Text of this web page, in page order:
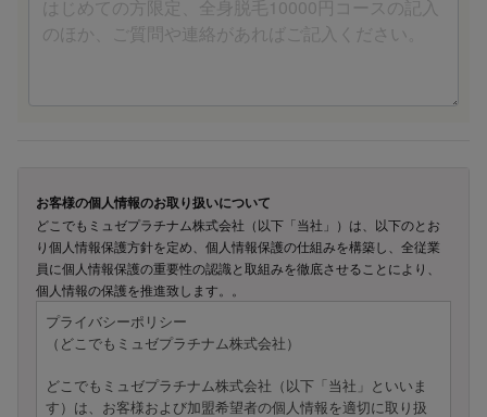
お客様の個人情報のお取り扱いについて
どこでもミュゼプラチナム株式会社（以下「当社」）は、以下のとお
り個人情報保護方針を定め、個人情報保護の仕組みを構築し、全従業
員に個人情報保護の重要性の認識と取組みを徹底させることにより、
個人情報の保護を推進致します。。
プライバシーポリシー
（どこでもミュゼプラチナム株式会社）
どこでもミュゼプラチナム株式会社（以下「当社」といいま
す）は、お客様および加盟希望者の個人情報を適切に取り扱